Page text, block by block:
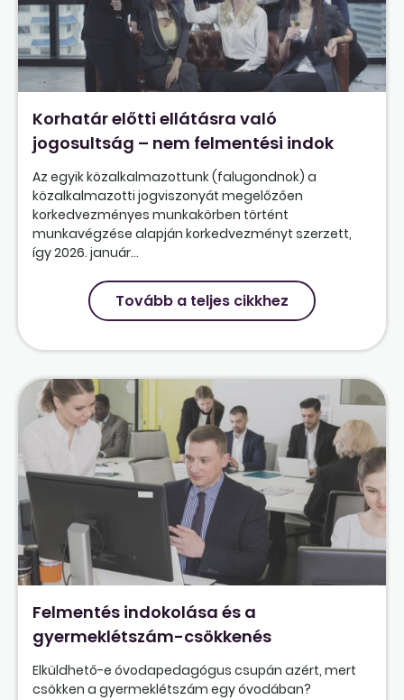
Korhatár előtti ellátásra való
jogosultság – nem felmentési indok
Az egyik közalkalmazottunk (falugondnok) a
közalkalmazotti jogviszonyát megelőzően
korkedvezményes munkakörben történt
munkavégzése alapján korkedvezményt szerzett,
így 2026. január...
Tovább a teljes cikkhez
Felmentés indokolása és a
gyermeklétszám-csökkenés
Elküldhető-e óvodapedagógus csupán azért, mert
csökken a gyermeklétszám egy óvodában?